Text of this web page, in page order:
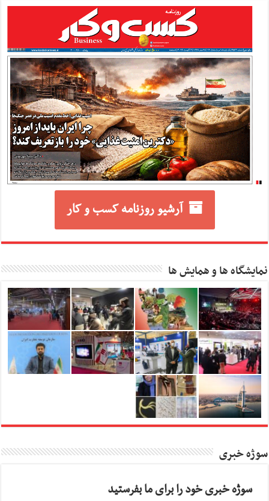
آرشیو روزنامه کسب و کار
نمایشگاه ها و همایش ها
سوژه خبری
سوژه خبری خود را برای ما بفرستید